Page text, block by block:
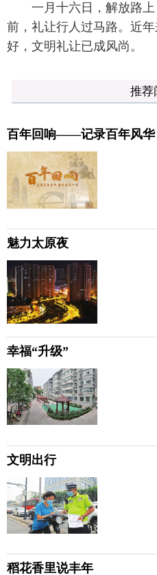
一月十六日，解放路上
前，礼让行人过马路。近
好，文明礼让已成风尚。
推荐
百年回响——记录百年风华
魅力太原夜
幸福“升级”
文明出行
稻花香里说丰年